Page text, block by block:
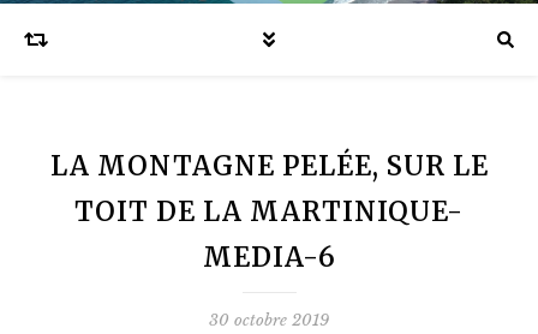
Blog voyages en famille et expatriation
LA MONTAGNE PELÉE, SUR LE
TOIT DE LA MARTINIQUE-
MEDIA-6
30 octobre 2019